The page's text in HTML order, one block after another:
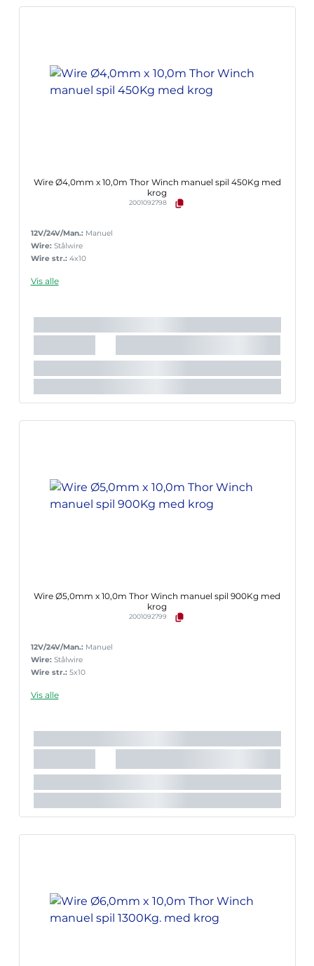
Wire Ø4,0mm x 10,0m Thor Winch manuel spil 450Kg med
krog
2001092798
12V/24V/Man.: Manuel
Wire: Stålwire
Wire str.: 4x10
Vis alle
Wire Ø5,0mm x 10,0m Thor Winch manuel spil 900Kg med
krog
2001092799
12V/24V/Man.: Manuel
Wire: Stålwire
Wire str.: 5x10
Vis alle